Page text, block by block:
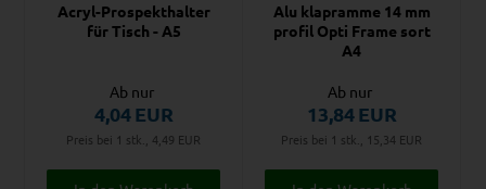
Acryl-Prospekthalter
für Tisch - A5
Ab nur
4,04EUR
Preis bei 1 stk., 4,49 EUR
Alu klapramme 14 mm
profil Opti Frame sort
A4
Ab nur
13,84EUR
Preis bei 1 stk., 15,34 EUR